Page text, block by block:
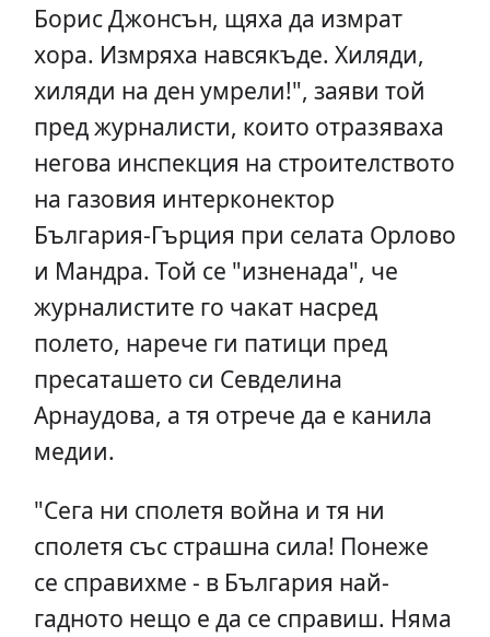
Борис Джонсън, щяха да измрат
хора. Измряха навсякъде. Хиляди,
хиляди на ден умрели!", заяви той
пред журналисти, които отразяваха
негова инспекция на строителството
на газовия интерконектор
България-Гърция при селата Орлово
и Мандра. Той се "изненада", че
журналистите го чакат насред
полето, нарече ги патици пред
пресаташето си Севделина
Арнаудова, а тя отрече да е канила
медии.
"Сега ни сполетя война и тя ни
сполетя със страшна сила! Понеже
се справихме - в България най-
гадното нещо е да се справиш. Няма